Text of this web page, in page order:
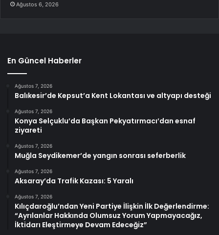
Ağustos 6, 2026
En Güncel Haberler
Ağustos 7, 2026
Balıkesir’de Kepsut’a Kent Lokantası ve altyapı desteği
Ağustos 7, 2026
Konya Selçuklu’da Başkan Pekyatırmacı’dan esnaf
ziyareti
Ağustos 7, 2026
Muğla Seydikemer’de yangın sonrası seferberlik
Ağustos 7, 2026
Aksaray’da Trafik Kazası: 5 Yaralı
Ağustos 7, 2026
Kılıçdaroğlu’ndan Yeni Partiye İlişkin İlk Değerlendirme:
“Ayrılanlar Hakkında Olumsuz Yorum Yapmayacağız,
İktidarı Eleştirmeye Devam Edeceğiz”